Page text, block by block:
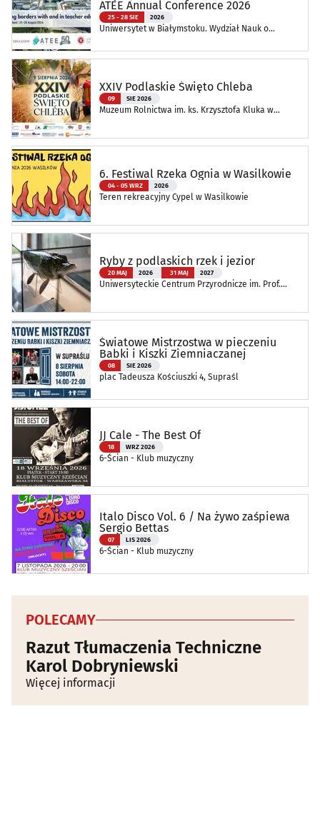
ATEE Annual Conference 2026
25 - 28 SIE 2026
Uniwersytet w Białymstoku. Wydział Nauk o
XXIV Podlaskie Święto Chleba
09 SIE 2026
Muzeum Rolnictwa im. ks. Krzysztofa Kluka w
6. Festiwal Rzeka Ognia w Wasilkowie
04 - 05 WRZ 2026
Teren rekreacyjny Cypel w Wasilkowie
Ryby z podlaskich rzek i jezior
20 MAJ 2026 31 MAJ 2027
Uniwersyteckie Centrum Przyrodnicze im. Prof.
Światowe Mistrzostwa w pieczeniu
Babki i Kiszki Ziemniaczanej
08 SIE 2026
plac Tadeusza Kościuszki 4, Supraśl
JJ Cale - The Best Of
18 WRZ 2026
6-Ścian - Klub muzyczny
Italo Disco Vol. 6 / Na żywo zaśpiewa
Sergio Bettas
07 LIS 2026
6-Ścian - Klub muzyczny
POLECAMY
Razut Tłumaczenia Techniczne
Karol Dobryniewski
Więcej informacji